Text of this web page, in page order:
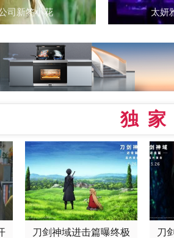
司新签小花 太妍
独
刀剑神域进击篇曝终极 刀